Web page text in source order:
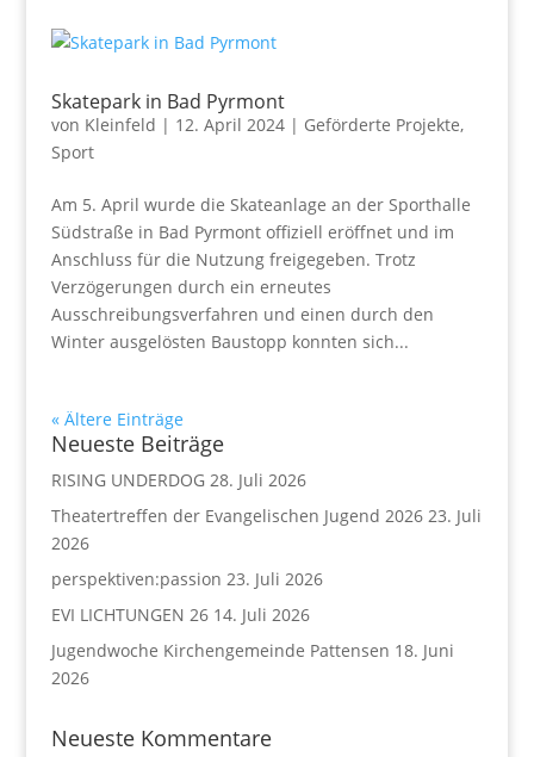
Skatepark in Bad Pyrmont
von Kleinfeld | 12. April 2024| Geförderte Projekte,
Sport
Am 5. April wurde die Skateanlage an der Sporthalle
Südstraße in Bad Pyrmont offiziell eröffnet und im
Anschluss für die Nutzung freigegeben. Trotz
Verzögerungen durch ein erneutes
Ausschreibungsverfahren und einen durch den
Winter ausgelösten Baustopp konnten sich...
« Ältere Einträge
Neueste Beiträge
RISING UNDERDOG 28. Juli 2026
Theatertreffen der Evangelischen Jugend 2026 23. Juli
2026
perspektiven:passion 23. Juli 2026
EVI LICHTUNGEN 26 14. Juli 2026
Jugendwoche Kirchengemeinde Pattensen 18. Juni
2026
Neueste Kommentare